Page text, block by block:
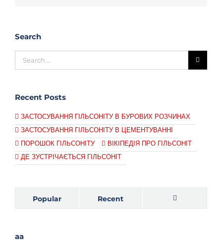
Search
Recent Posts
ЗАСТОСУВАННЯ ГІЛЬСОНІТУ В БУРОВИХ РОЗЧИНАХ
ЗАСТОСУВАННЯ ГІЛЬСОНІТУ В ЦЕМЕНТУВАННІ
ПОРОШОК ГІЛЬСОНІТУ
ВІКІПЕДІЯ ПРО ГІЛЬСОНІТ
ДЕ ЗУСТРІЧАЄТЬСЯ ГІЛЬСОНІТ
Popular Recent
aa